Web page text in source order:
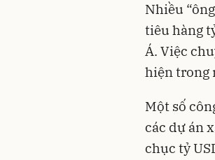
Nhiều
tiêu hàng
Á. Việc
hiện trong
Một số
các dự án
chục tỷ